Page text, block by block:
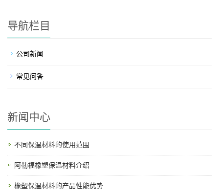
导航栏目
公司新闻
常见问答
新闻中心
不同保温材料的使用范围
阿勒福橡塑保温材料介绍
橡塑保温材料的产品性能优势